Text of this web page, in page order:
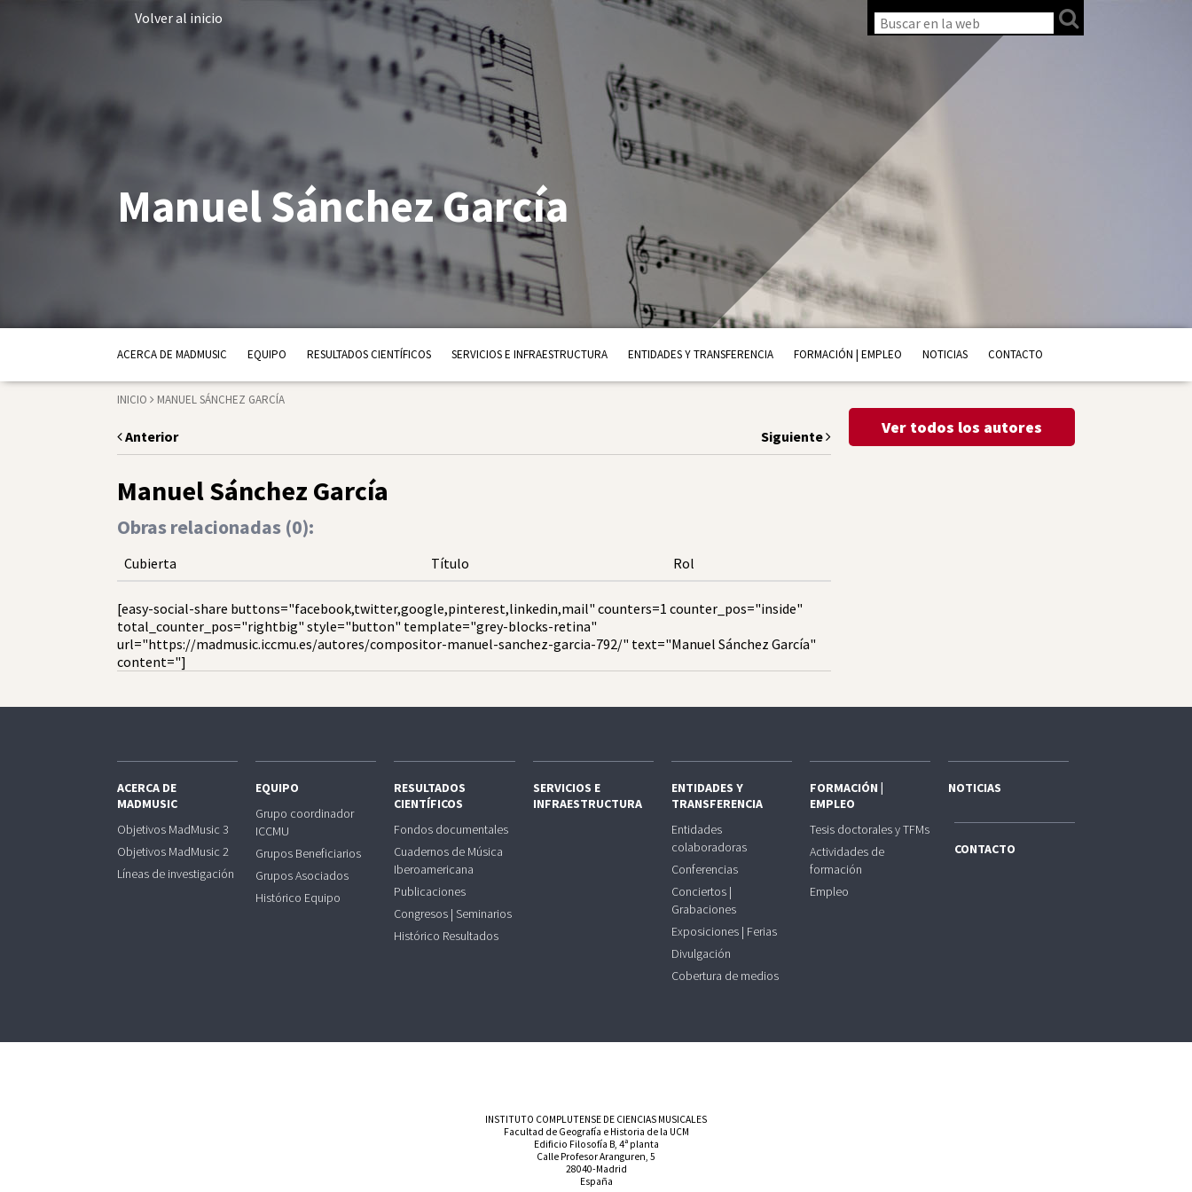
Volver al inicio
Manuel Sánchez García
ACERCA DE MADMUSIC EQUIPO RESULTADOS CIENTÍFICOS SERVICIOS E INFRAESTRUCTURA ENTIDADES Y TRANSFERENCIA FORMACIÓN | EMPLEO NOTICIAS CONTACTO
INICIO MANUEL SÁNCHEZ GARCÍA
Anterior Siguiente
Manuel Sánchez García
Obras relacionadas (0):
Cubierta Título Rol
[easy-social-share buttons="facebook,twitter,google,pinterest,linkedin,mail" counters=1 counter_pos="inside"
total_counter_pos="rightbig" style="button" template="grey-blocks-retina"
url="https://madmusic.iccmu.es/autores/compositor-manuel-sanchez-garcia-792/" text="Manuel Sánchez García"
content="]
Ver todos los autores
ACERCA DE
MADMUSIC
Objetivos MadMusic 3
Objetivos MadMusic 2
Líneas de investigación
EQUIPO
Grupo coordinador
ICCMU
Grupos Beneficiarios
Grupos Asociados
Histórico Equipo
RESULTADOS
CIENTÍFICOS
Fondos documentales
Cuadernos de Música
Iberoamericana
Publicaciones
Congresos | Seminarios
Histórico Resultados
SERVICIOS E
INFRAESTRUCTURA
ENTIDADES Y
TRANSFERENCIA
Entidades
colaboradoras
Conferencias
Conciertos |
Grabaciones
Exposiciones | Ferias
Divulgación
Cobertura de medios
FORMACIÓN |
EMPLEO
Tesis doctorales y TFMs
Actividades de
formación
Empleo
NOTICIAS
CONTACTO
INSTITUTO COMPLUTENSE DE CIENCIAS MUSICALES
Facultad de Geografía e Historia de la UCM
Edificio Filosofía B, 4ª planta
Calle Profesor Aranguren, 5
28040-Madrid
España